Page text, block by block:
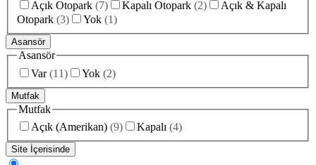
Açık Otopark (7) Kapalı Otopark (2)
Açık & Kapalı
Otopark (3) Yok (1)
Asansör
Asansör
Var (11) Yok (2)
Mutfak
Mutfak
Açık (Amerikan) (9) Kapalı (4)
Site İçerisinde